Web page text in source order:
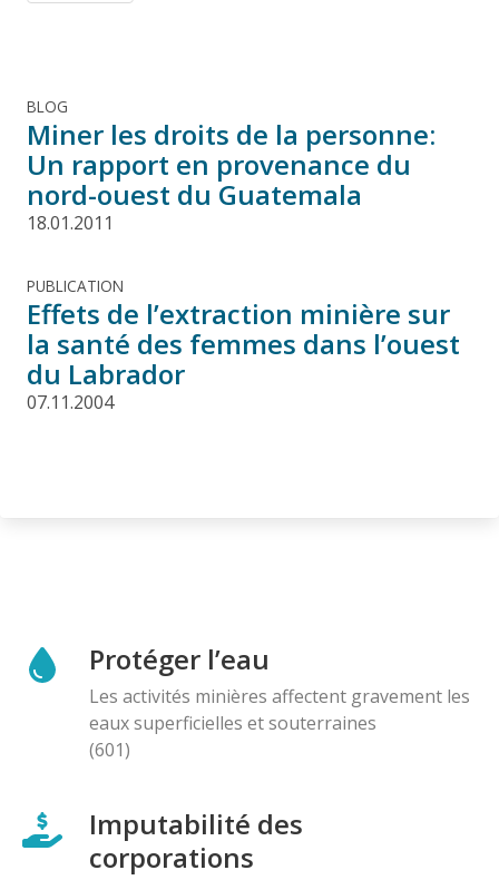
BLOG
Miner les droits de la personne:
Un rapport en provenance du
nord-ouest du Guatemala
18.01.2011
PUBLICATION
Effets de l’extraction minière sur
la santé des femmes dans l’ouest
du Labrador
07.11.2004
Protéger l’eau
Les activités minières affectent gravement les
eaux superficielles et souterraines
(601)
Imputabilité des
corporations